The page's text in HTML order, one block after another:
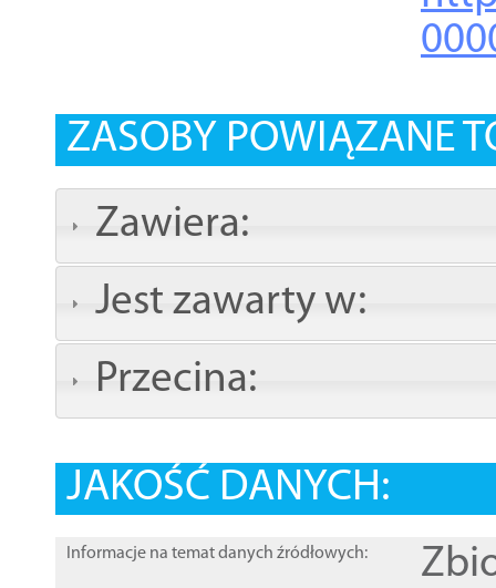
ZASOBY POWIĄZANE
Zawiera:
Jest zawarty w:
Przecina:
JAKOŚĆ DANYCH:
Informacje na temat danych źródłowych: